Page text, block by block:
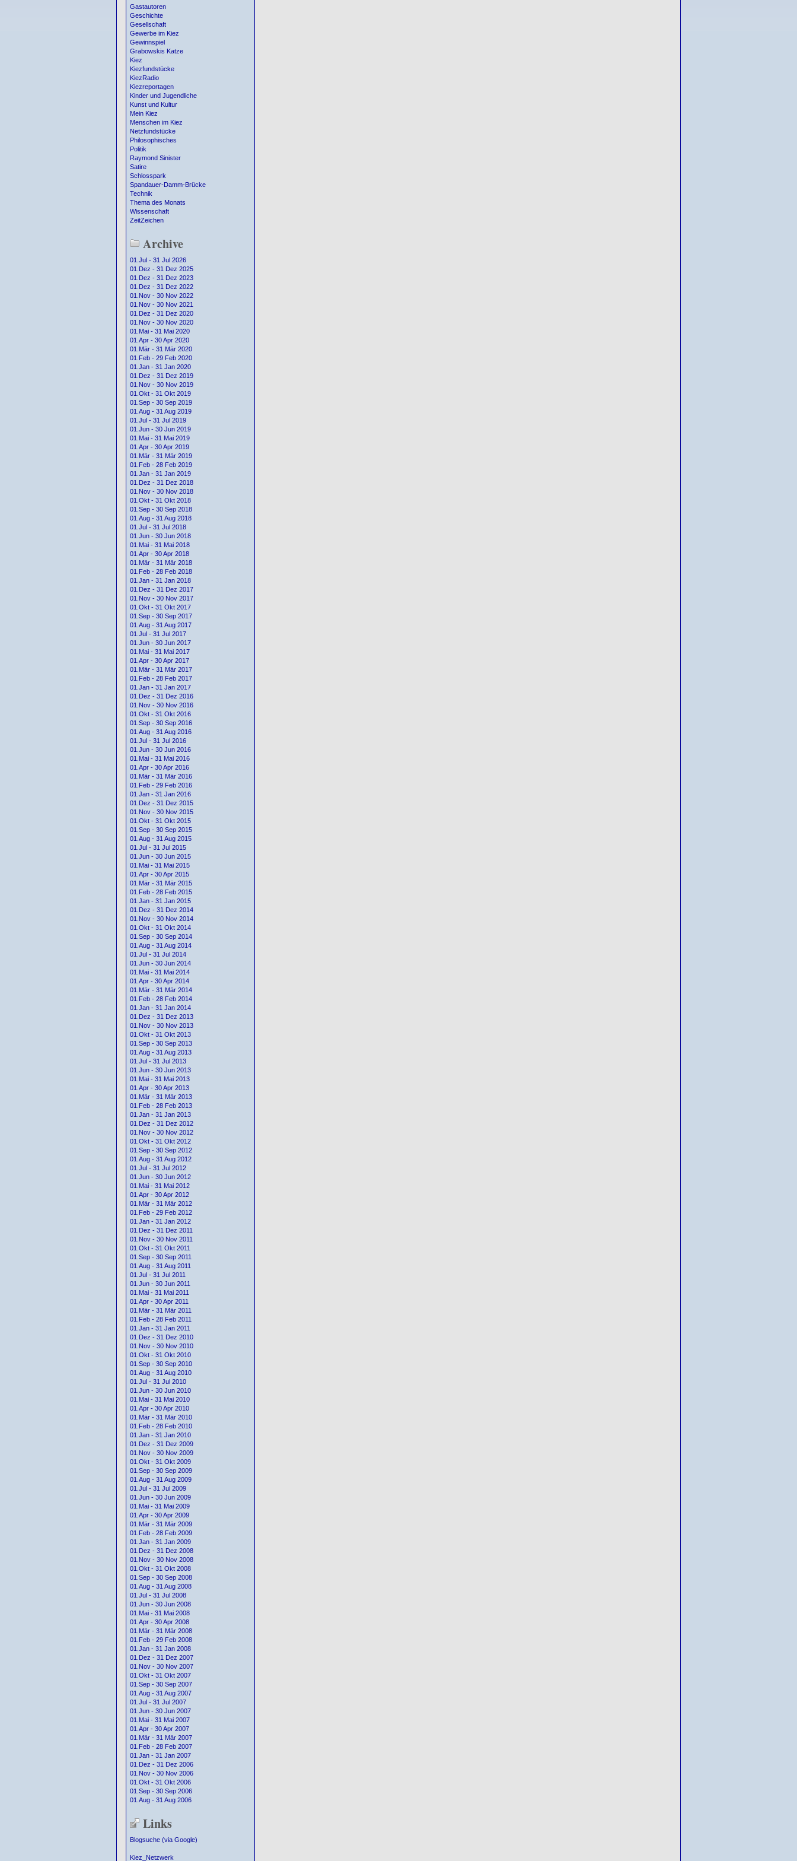
Gastautoren
Geschichte
Gesellschaft
Gewerbe im Kiez
Gewinnspiel
Grabowskis Katze
Kiez
Kiezfundstücke
KiezRadio
Kiezreportagen
Kinder und Jugendliche
Kunst und Kultur
Mein Kiez
Menschen im Kiez
Netzfundstücke
Philosophisches
Politik
Raymond Sinister
Satire
Schlosspark
Spandauer-Damm-Brücke
Technik
Thema des Monats
Wissenschaft
ZeitZeichen
Archive
01.Jul - 31 Jul 2026
01.Dez - 31 Dez 2025
01.Dez - 31 Dez 2023
01.Dez - 31 Dez 2022
01.Nov - 30 Nov 2022
01.Nov - 30 Nov 2021
01.Dez - 31 Dez 2020
01.Nov - 30 Nov 2020
01.Mai - 31 Mai 2020
01.Apr - 30 Apr 2020
01.Mär - 31 Mär 2020
01.Feb - 29 Feb 2020
01.Jan - 31 Jan 2020
01.Dez - 31 Dez 2019
01.Nov - 30 Nov 2019
01.Okt - 31 Okt 2019
01.Sep - 30 Sep 2019
01.Aug - 31 Aug 2019
01.Jul - 31 Jul 2019
01.Jun - 30 Jun 2019
01.Mai - 31 Mai 2019
01.Apr - 30 Apr 2019
01.Mär - 31 Mär 2019
01.Feb - 28 Feb 2019
01.Jan - 31 Jan 2019
01.Dez - 31 Dez 2018
01.Nov - 30 Nov 2018
01.Okt - 31 Okt 2018
01.Sep - 30 Sep 2018
01.Aug - 31 Aug 2018
01.Jul - 31 Jul 2018
01.Jun - 30 Jun 2018
01.Mai - 31 Mai 2018
01.Apr - 30 Apr 2018
01.Mär - 31 Mär 2018
01.Feb - 28 Feb 2018
01.Jan - 31 Jan 2018
01.Dez - 31 Dez 2017
01.Nov - 30 Nov 2017
01.Okt - 31 Okt 2017
01.Sep - 30 Sep 2017
01.Aug - 31 Aug 2017
01.Jul - 31 Jul 2017
01.Jun - 30 Jun 2017
01.Mai - 31 Mai 2017
01.Apr - 30 Apr 2017
01.Mär - 31 Mär 2017
01.Feb - 28 Feb 2017
01.Jan - 31 Jan 2017
01.Dez - 31 Dez 2016
01.Nov - 30 Nov 2016
01.Okt - 31 Okt 2016
01.Sep - 30 Sep 2016
01.Aug - 31 Aug 2016
01.Jul - 31 Jul 2016
01.Jun - 30 Jun 2016
01.Mai - 31 Mai 2016
01.Apr - 30 Apr 2016
01.Mär - 31 Mär 2016
01.Feb - 29 Feb 2016
01.Jan - 31 Jan 2016
01.Dez - 31 Dez 2015
01.Nov - 30 Nov 2015
01.Okt - 31 Okt 2015
01.Sep - 30 Sep 2015
01.Aug - 31 Aug 2015
01.Jul - 31 Jul 2015
01.Jun - 30 Jun 2015
01.Mai - 31 Mai 2015
01.Apr - 30 Apr 2015
01.Mär - 31 Mär 2015
01.Feb - 28 Feb 2015
01.Jan - 31 Jan 2015
01.Dez - 31 Dez 2014
01.Nov - 30 Nov 2014
01.Okt - 31 Okt 2014
01.Sep - 30 Sep 2014
01.Aug - 31 Aug 2014
01.Jul - 31 Jul 2014
01.Jun - 30 Jun 2014
01.Mai - 31 Mai 2014
01.Apr - 30 Apr 2014
01.Mär - 31 Mär 2014
01.Feb - 28 Feb 2014
01.Jan - 31 Jan 2014
01.Dez - 31 Dez 2013
01.Nov - 30 Nov 2013
01.Okt - 31 Okt 2013
01.Sep - 30 Sep 2013
01.Aug - 31 Aug 2013
01.Jul - 31 Jul 2013
01.Jun - 30 Jun 2013
01.Mai - 31 Mai 2013
01.Apr - 30 Apr 2013
01.Mär - 31 Mär 2013
01.Feb - 28 Feb 2013
01.Jan - 31 Jan 2013
01.Dez - 31 Dez 2012
01.Nov - 30 Nov 2012
01.Okt - 31 Okt 2012
01.Sep - 30 Sep 2012
01.Aug - 31 Aug 2012
01.Jul - 31 Jul 2012
01.Jun - 30 Jun 2012
01.Mai - 31 Mai 2012
01.Apr - 30 Apr 2012
01.Mär - 31 Mär 2012
01.Feb - 29 Feb 2012
01.Jan - 31 Jan 2012
01.Dez - 31 Dez 2011
01.Nov - 30 Nov 2011
01.Okt - 31 Okt 2011
01.Sep - 30 Sep 2011
01.Aug - 31 Aug 2011
01.Jul - 31 Jul 2011
01.Jun - 30 Jun 2011
01.Mai - 31 Mai 2011
01.Apr - 30 Apr 2011
01.Mär - 31 Mär 2011
01.Feb - 28 Feb 2011
01.Jan - 31 Jan 2011
01.Dez - 31 Dez 2010
01.Nov - 30 Nov 2010
01.Okt - 31 Okt 2010
01.Sep - 30 Sep 2010
01.Aug - 31 Aug 2010
01.Jul - 31 Jul 2010
01.Jun - 30 Jun 2010
01.Mai - 31 Mai 2010
01.Apr - 30 Apr 2010
01.Mär - 31 Mär 2010
01.Feb - 28 Feb 2010
01.Jan - 31 Jan 2010
01.Dez - 31 Dez 2009
01.Nov - 30 Nov 2009
01.Okt - 31 Okt 2009
01.Sep - 30 Sep 2009
01.Aug - 31 Aug 2009
01.Jul - 31 Jul 2009
01.Jun - 30 Jun 2009
01.Mai - 31 Mai 2009
01.Apr - 30 Apr 2009
01.Mär - 31 Mär 2009
01.Feb - 28 Feb 2009
01.Jan - 31 Jan 2009
01.Dez - 31 Dez 2008
01.Nov - 30 Nov 2008
01.Okt - 31 Okt 2008
01.Sep - 30 Sep 2008
01.Aug - 31 Aug 2008
01.Jul - 31 Jul 2008
01.Jun - 30 Jun 2008
01.Mai - 31 Mai 2008
01.Apr - 30 Apr 2008
01.Mär - 31 Mär 2008
01.Feb - 29 Feb 2008
01.Jan - 31 Jan 2008
01.Dez - 31 Dez 2007
01.Nov - 30 Nov 2007
01.Okt - 31 Okt 2007
01.Sep - 30 Sep 2007
01.Aug - 31 Aug 2007
01.Jul - 31 Jul 2007
01.Jun - 30 Jun 2007
01.Mai - 31 Mai 2007
01.Apr - 30 Apr 2007
01.Mär - 31 Mär 2007
01.Feb - 28 Feb 2007
01.Jan - 31 Jan 2007
01.Dez - 31 Dez 2006
01.Nov - 30 Nov 2006
01.Okt - 31 Okt 2006
01.Sep - 30 Sep 2006
01.Aug - 31 Aug 2006
Links
Blogsuche (via Google)
Kiez_Netzwerk